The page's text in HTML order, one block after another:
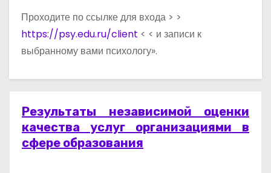
Проходите по ссылке для входа > >
https://psy.edu.ru/client < < и записи к
выбранному вами психологу».
Результаты независимой оценки
качества услуг организациями в
сфере образования